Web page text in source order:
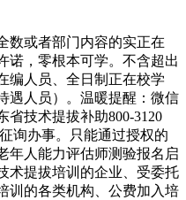
或者部门内容的实正在
诺，零根本可学。不含超出
编人员、全日制正在校学
遇人员）。温暖提醒：微信
省技术提拔补助800-3120
询办事。只能通过授权的
年人能力评估师测验报名启
术提拔培训的企业、受委托
训的各类机构、公费加入培